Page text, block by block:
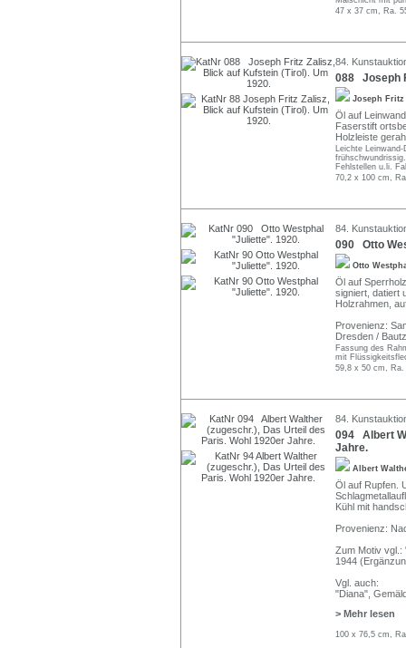
47 x 37 cm, Ra.
84.
088 Joseph
Joseph
Öl auf
Faserstift
Holzleiste
Leichte
Fehlstellen u.li.
70,2 x 100 cm,
84.
090 Otto
Otto
Öl auf
signiert, datiert
Holzrahmen,
Provenienz:
Dresden /
Fassung des
mit
59,8 x 50 cm,
84.
094 Albert
Jahre.
Albert
Öl auf Rupfen.
Kühl mit
Provenienz:
Zum Motiv vgl.:
1944
Vgl. auch:
"Diana",
> Mehr lesen
100 x 76,5 cm,